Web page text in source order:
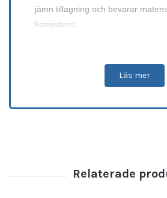
jämn tillagning och bevarar
konsistens.
Agnellis aluminiumkittlar perfekt.
Material: Aluminium
Effektiv värme- och
Läs mer